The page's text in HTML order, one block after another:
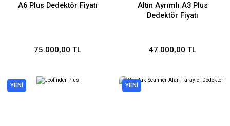
A6 Plus Dedektör Fiyatı
75.000,00 TL
Altın Ayrımlı A3 Plus
Dedektör Fiyatı
47.000,00 TL
YENİ YENİ